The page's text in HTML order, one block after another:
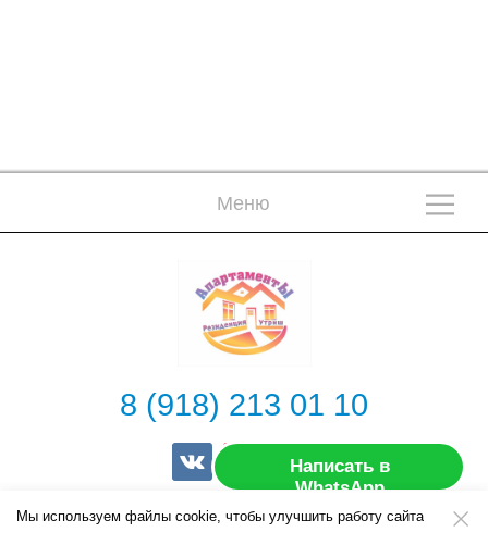
М
Меню
8 (918) 213 01 10
В
Написать в
WhatsApp
Мы используем файлы cookie, чтобы улучшить работу сайта